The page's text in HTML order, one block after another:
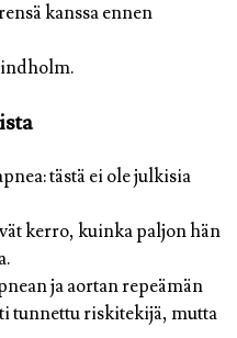
kanssa ennen
tästä ei ole julkisia
kerro, kuinka paljon hän
ja aortan repeämän
tunnettu riskitekijä, mutta